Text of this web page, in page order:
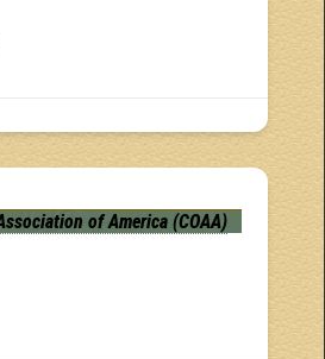
of America (COAA)